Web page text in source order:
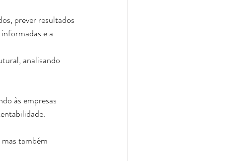
prever resultados
e a
analisando
às empresas
também